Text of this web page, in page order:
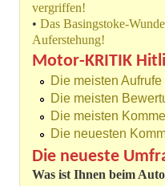
vergriffen!
• Das Basingstoke-
Auferstehung!
Motor-KRITIK
Die meisten Aufrufe
Die meisten
Die meisten
Die neuesten
Die neueste
Was ist Ihnen beim